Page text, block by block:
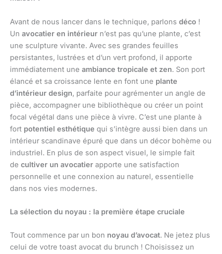
Avant de nous lancer dans le technique, parlons déco !
Un avocatier en intérieur n’est pas qu’une plante, c’est
une sculpture vivante. Avec ses grandes feuilles
persistantes, lustrées et d’un vert profond, il apporte
immédiatement une ambiance tropicale et zen. Son port
élancé et sa croissance lente en font une plante
d’intérieur design, parfaite pour agrémenter un angle de
pièce, accompagner une bibliothèque ou créer un point
focal végétal dans une pièce à vivre. C’est une plante à
fort potentiel esthétique qui s’intègre aussi bien dans un
intérieur scandinave épuré que dans un décor bohème ou
industriel. En plus de son aspect visuel, le simple fait
de cultiver un avocatier apporte une satisfaction
personnelle et une connexion au naturel, essentielle
dans nos vies modernes.
La sélection du noyau : la première étape cruciale
Tout commence par un bon noyau d’avocat. Ne jetez plus
celui de votre toast avocat du brunch ! Choisissez un